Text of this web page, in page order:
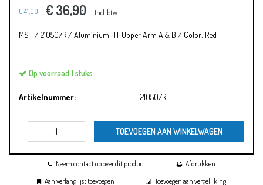
€ 41,00 € 36,90 Incl. btw
MST / 210507R / Aluminium HT Upper Arm A & B / Color: Red
Op voorraad 1 stuks
Artikelnummer: 210507R
TOEVOEGEN AAN WINKELWAGEN
Neem contact op over dit product
Afdrukken
Aan verlanglijst toevoegen
Toevoegen aan vergelijking